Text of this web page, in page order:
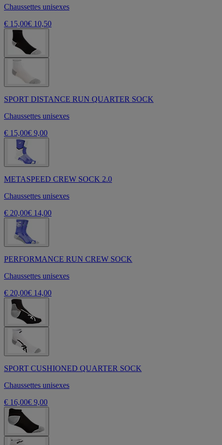
Chaussettes unisexes
€ 15,00€ 10,50
SPORT DISTANCE RUN QUARTER SOCK
Chaussettes unisexes
€ 15,00€ 9,00
METASPEED CREW SOCK 2.0
Chaussettes unisexes
€ 20,00€ 14,00
PERFORMANCE RUN CREW SOCK
Chaussettes unisexes
€ 20,00€ 14,00
SPORT CUSHIONED QUARTER SOCK
Chaussettes unisexes
€ 16,00€ 9,00